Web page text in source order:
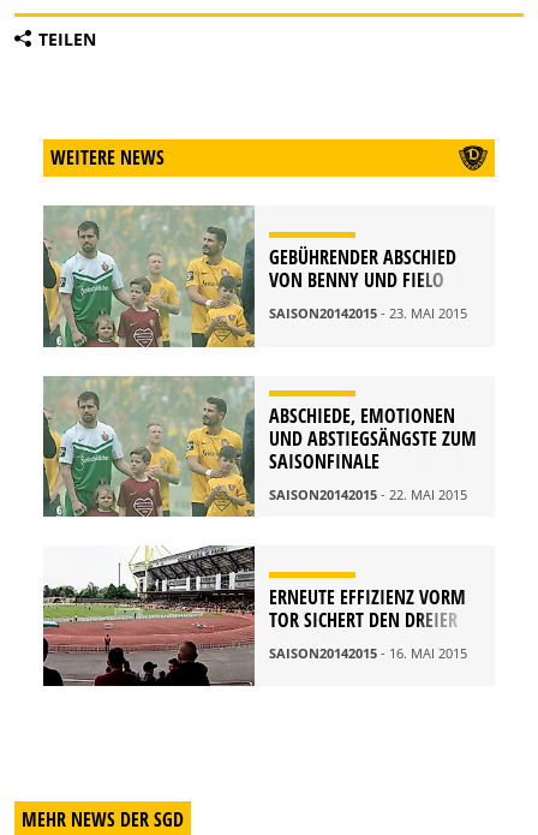
TEILEN
WEITERE NEWS
GEBÜHRENDER ABSCHIED
VON BENNY UND FIELO
SAISON20142015 - 23. MAI 2015
ABSCHIEDE, EMOTIONEN
UND ABSTIEGSÄNGSTE ZUM
SAISONFINALE
SAISON20142015 - 22. MAI 2015
ERNEUTE EFFIZIENZ VORM
TOR SICHERT DEN DREIER
SAISON20142015 - 16. MAI 2015
MEHR NEWS DER SGD